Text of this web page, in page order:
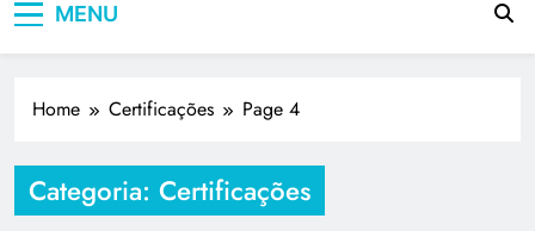
MENU
Home Certificações Page 4
Categoria: Certificações